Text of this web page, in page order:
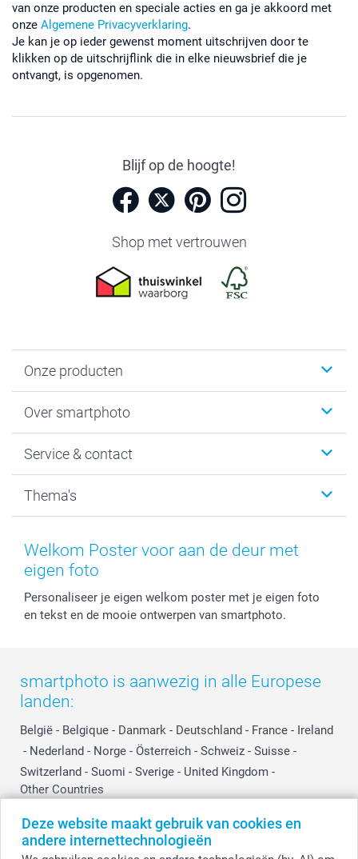
Deze website maakt gebruik van cookies en
andere internettechnologieën
van onze producten en speciale acties en ga je akkoord met
onze Algemene Privacyverklaring.
Je kan je op ieder gewenst moment uitschrijven door te
klikken op de uitschrijflink die in elke nieuwsbrief die je
ontvangt, is opgenomen.
Blijf op de hoogte!
Shop met vertrouwen
Onze producten
Fotoboeken
Fotocadeaus
Kaarten
Over smartphoto
Vacatures
Bestelproces
Herroepingsrecht
Privacy
Reviews
Service & contact
Tevredenheidsgarantie
Mijn orderstatus
smartbonus
service@smartphoto.nl
Thema's
Baby
Moederdag
Huwelijk
Welkom Poster voor aan de deur met
eigen foto
Personaliseer je eigen welkom poster met je eigen foto
en tekst en de mooie ontwerpen van smartphoto.
smartphoto is aanwezig in alle Europese
landen:
België - Belgique - Danmark - Deutschland - France - Ireland
- Nederland - Norge - Österreich - Schweiz - Suisse -
Switzerland - Suomi - Sverige - United Kingdom -
Other Countries
Alle prijzen zijn in EURO (€) inclusief BTW en exclusief verzendkosten.